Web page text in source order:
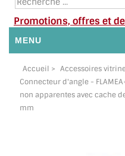
Promotions, offres et
MENU
NOUS CONTACTER
MON COMPTE / SE
Accueil > Accessoires
Connecteur d'angle -
non apparentes avec cache
mm